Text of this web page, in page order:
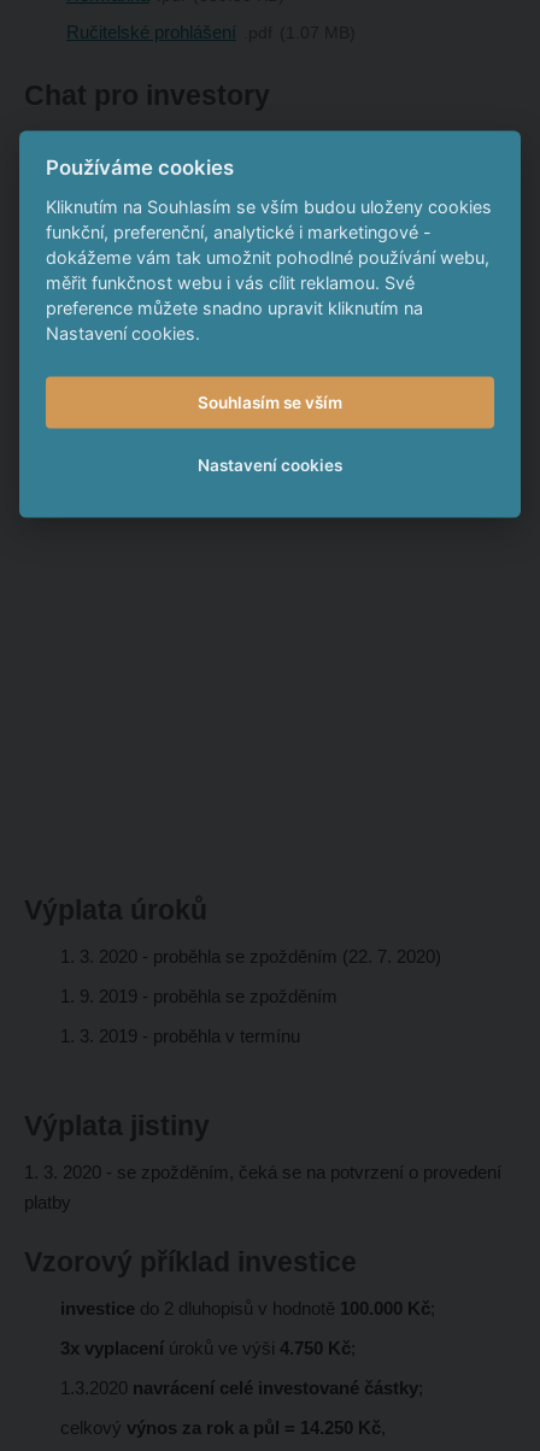
Ručitelské prohlášení
Chat pro investory
postupu
Výplata úroků
1. 3. 2020 - proběhla se zpožděním (22. 7. 2020)
1. 9. 2019 - proběhla se zpožděním
1. 3. 2019 - proběhla v termínu
Výplata jistiny
1. 3. 2020 - se zpožděním, čeká se na potvrzení o provedení
platby
Vzorový příklad investice
investice do 2 dluhopisů v hodnotě 100.000 Kč;
3x vyplaceníúroků ve výši 4.750 Kč;
1.3.2020 navrácení celé investované částky;
celkový výnos za rok a půl = 14.250 Kč,
Používáme cookies
Kliknutím na Souhlasím se vším budou uloženy cookies
funkční, preferenční, analytické i marketingové -
dokážeme vám tak umožnit pohodlné používání webu,
měřit funkčnost webu i vás cílit reklamou. Své
preference můžete snadno upravit kliknutím na
Nastavení cookies.
Souhlasím se vším
Nastavení cookies